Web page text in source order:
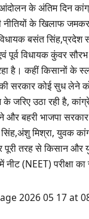
के अंतिम दिन
नीतियों के खिलाफ
बसंत सिंह,प्रदेश
पूर्व विधायक कुंवर
है‌। कहीं किसानों के
सरकार कोई सुध लेने
जरिए उठा रही है,
और बहरी भाजपा
मिश्रा, युवक
पूरी तरह से किसान और
नीट (NEET) परीक्षा